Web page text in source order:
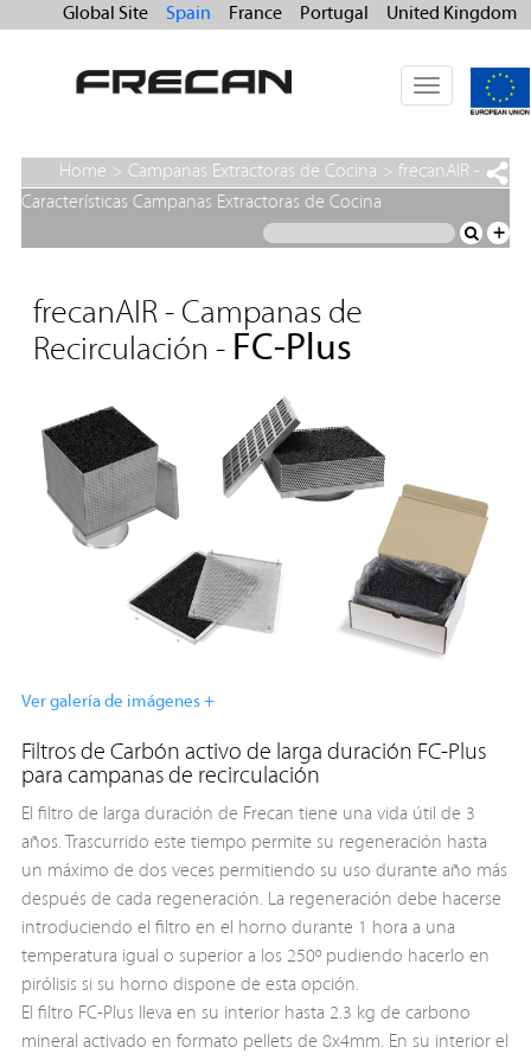
Global Site Spain France Portugal United Kingdom
Toggle
navigation
Home > Campanas Extractoras de Cocina >frecanAIR -
Campanas de Recirculación
Características Campanas Extractoras de Cocina
+
frecanAIR - Campanas de
Recirculación - FC-Plus
Ver galería de imágenes +
Filtros de Carbón activo de larga duración FC-Plus
para campanas de recirculación
El filtro de larga duración de Frecan tiene una vida útil de 3
años. Trascurrido este tiempo permite su regeneración hasta
un máximo de dos veces permitiendo su uso durante año más
después de cada regeneración. La regeneración debe hacerse
introduciendo el filtro en el horno durante 1 hora a una
temperatura igual o superior a los 250º pudiendo hacerlo en
pirólisis si su horno dispone de esta opción.
El filtro FC-Plus lleva en su interior hasta 2.3 kg de carbono
mineral activado en formato pellets de 8x4mm. En su interior el